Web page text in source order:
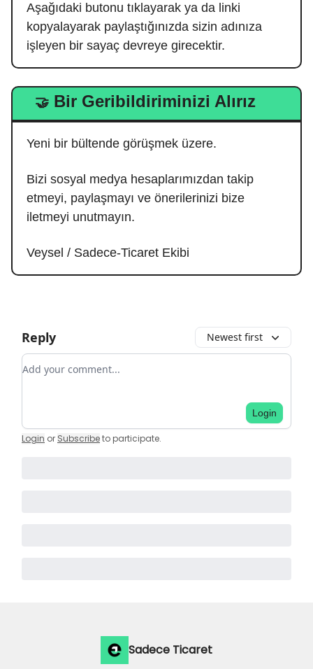
Aşağıdaki butonu tıklayarak ya da linki
kopyalayarak paylaştığınızda sizin adınıza
işleyen bir sayaç devreye girecektir.
🤝 Bir Geribildiriminizi Alırız
Yeni bir bültende görüşmek üzere.
Bizi sosyal medya hesaplarımızdan takip
etmeyi, paylaşmayı ve önerilerinizi bize
iletmeyi unutmayın.
Veysel / Sadece-Ticaret Ekibi
Reply Newest first
Add your comment
Login
Login or Subscribeto participate.
Sadece Ticaret